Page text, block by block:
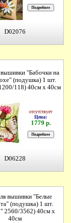
D02076
"Бабочки на
(подушка) 1 шт.
118) 40см х 40см
отсутствует
Цена:
1779 р.
D06228
вышивки "Белые
(подушка) 1 шт.
2560/3562) 40см х
40см